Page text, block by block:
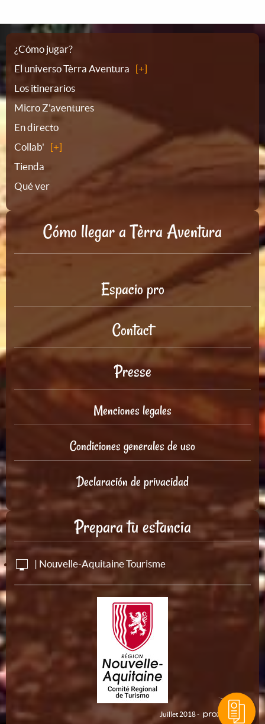
Plano
del
sitio
¿Cómo jugar?
El universo Tèrra Aventura
Los itinerarios
Micro Z'aventures
En directo
Collab'
Tienda
Qué ver
Cómo llegar a Tèrra Aventura
Espacio pro
Contact
Presse
Menciones legales
Condiciones generales de uso
Declaración de privacidad
Prepara tu estancia
| Nouvelle-Aquitaine Tourisme
Juillet 2018 -